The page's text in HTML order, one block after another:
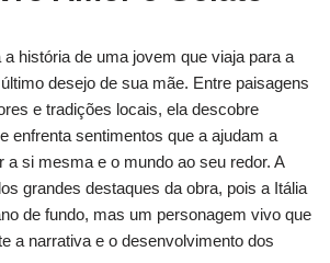
história de uma jovem que viaja para a
desejo de sua mãe. Entre paisagens
e tradições locais, ela descobre
enfrenta sentimentos que a ajudam a
a si mesma e o mundo ao seu redor. A
grandes destaques da obra, pois a Itália
de fundo, mas um personagem vivo que
a narrativa e o desenvolvimento dos